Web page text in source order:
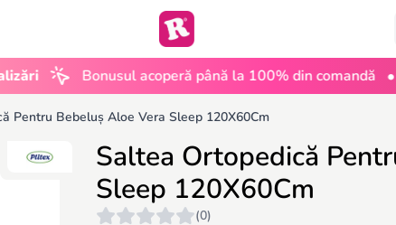
Bonusul acoperă până la 100% din comandă •
Pentru Bebeluș Aloe Vera Sleep 120X60Cm
Saltea Ortopedică
Sleep 120X60Cm
(0)